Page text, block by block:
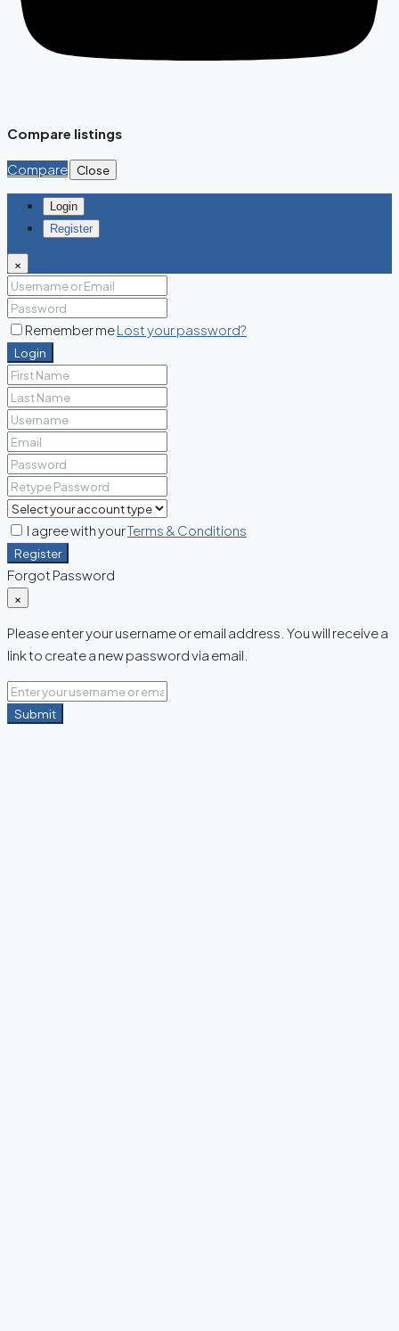
Compare listings
Compare Close
Login
Register
×
Remember meLost your password?
Login
I agree with yourTerms & Conditions
Register
Forgot Password
×
Please enter your username or email address. You will receive a
link to create a new password via email.
Submit